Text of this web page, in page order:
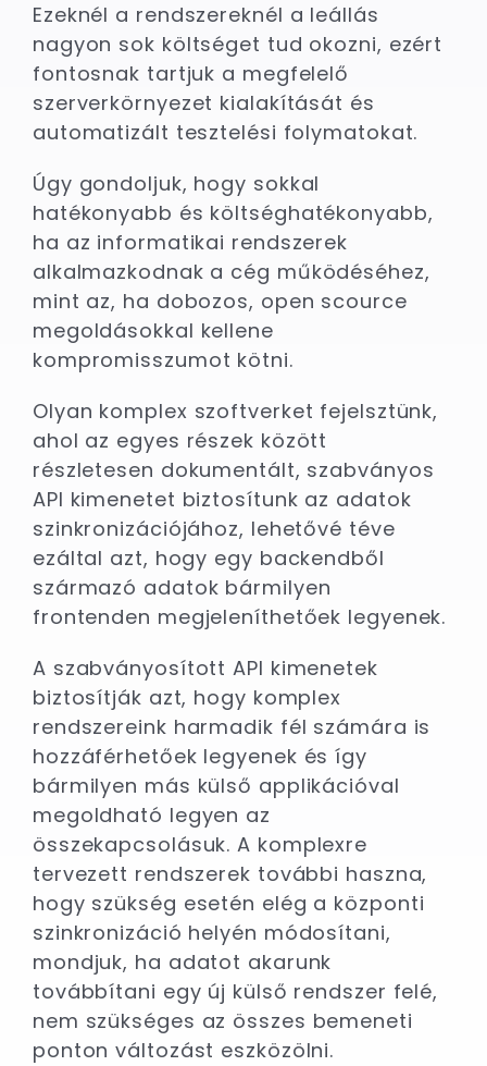
Ezeknél a rendszereknél a leállás
nagyon sok költséget tud okozni, ezért
fontosnak tartjuk a megfelelő
szerverkörnyezet kialakítását és
automatizált tesztelési folymatokat.
Úgy gondoljuk, hogy sokkal
hatékonyabb és költséghatékonyabb,
ha az informatikai rendszerek
alkalmazkodnak a cég működéséhez,
mint az, ha dobozos, open scource
megoldásokkal kellene
kompromisszumot kötni.
Olyan komplex szoftverket fejelsztünk,
ahol az egyes részek között
részletesen dokumentált, szabványos
API kimenetet biztosítunk az adatok
szinkronizációjához, lehetővé téve
ezáltal azt, hogy egy backendből
származó adatok bármilyen
frontenden megjeleníthetőek legyenek.
A szabványosított API kimenetek
biztosítják azt, hogy komplex
rendszereink harmadik fél számára is
hozzáférhetőek legyenek és így
bármilyen más külső applikációval
megoldható legyen az
összekapcsolásuk. A komplexre
tervezett rendszerek további haszna,
hogy szükség esetén elég a központi
szinkronizáció helyén módosítani,
mondjuk, ha adatot akarunk
továbbítani egy új külső rendszer felé,
nem szükséges az összes bemeneti
ponton változást eszközölni.